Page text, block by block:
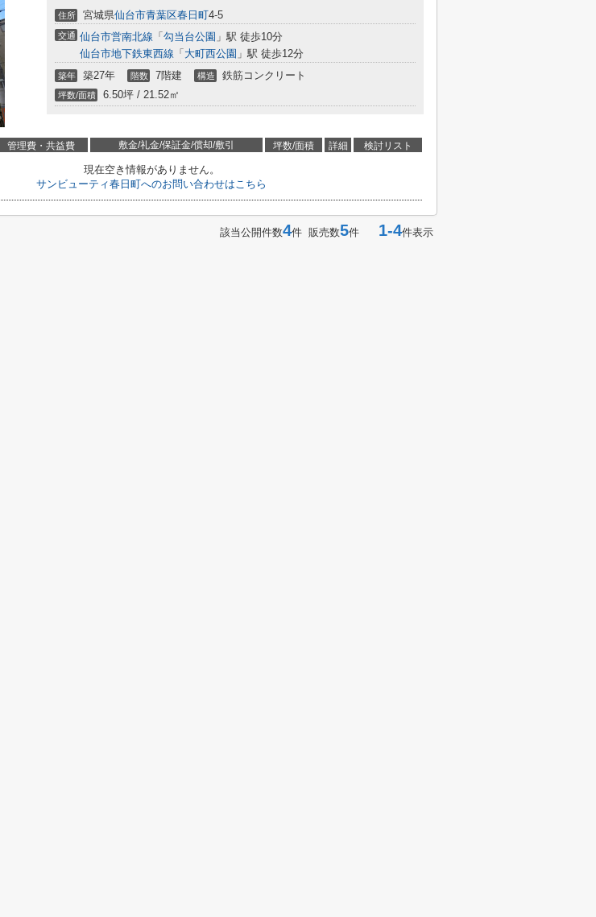
住所 宮城県仙台市青葉区春日町4-5
交通 仙台市営南北線 「 勾当台公園 」駅 徒歩10分
仙台市地下鉄東西線 「 大町西公園 」駅 徒歩12分
築年 築27年 階数 7階建 構造 鉄筋コンクリート
坪数/面積 6.50坪 / 21.52㎡
管理費・共益費 敷金/礼金/保証金/償却/敷引 坪数/面積 詳細 検討リスト
現在空き情報がありません。
サンビューティ春日町へのお問い合わせはこちら
該当公開件数4件 販売数5件 1-4件表示